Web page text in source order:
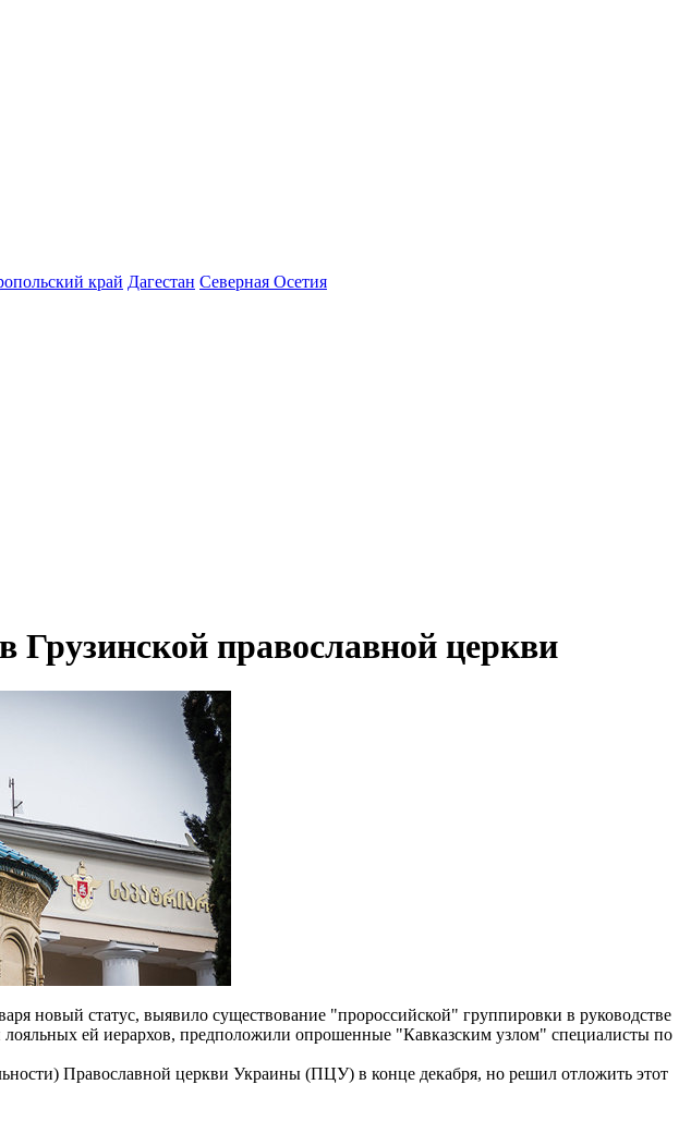
край Дагестан Северная Осетия
православной церкви
новый статус, выявило существование "пророссийской" группировки в руководстве
ей иерархов, предположили опрошенные "Кавказским узлом" специалисты по
Православной церкви Украины (ПЦУ) в конце декабря, но решил отложить этот